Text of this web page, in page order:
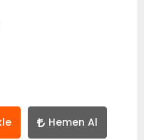
Hemen Al